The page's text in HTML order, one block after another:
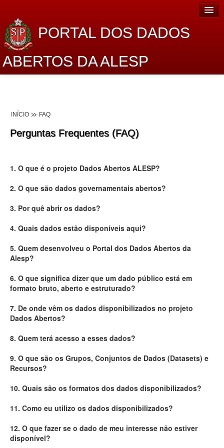
PORTAL DOS DADOS
ABERTOS DA ALESP
Lei de Acesso à Informação
Administração
Legislação
Perguntas frequentes
Contato
INÍCIO FAQ
Perguntas Frequentes (FAQ)
1. O que é o projeto Dados Abertos ALESP?
2. O que são dados governamentais abertos?
3. Por quê abrir os dados?
4. Quais dados estão disponíveis aqui?
5. Quem desenvolveu o Portal dos Dados Abertos da
Alesp?
6. O que significa dizer que um dado público está em
formato bruto, aberto e estruturado?
7. De onde vêm os dados disponibilizados no projeto
Dados Abertos?
8. Quem terá acesso a esses dados?
9. O que são os Grupos, Conjuntos de Dados (Datasets) e
Recursos?
10. Quais são os formatos dos dados disponibilizados?
11. Como eu utilizo os dados disponibilizados?
12. O que fazer se o dado de meu interesse não estiver
disponível?